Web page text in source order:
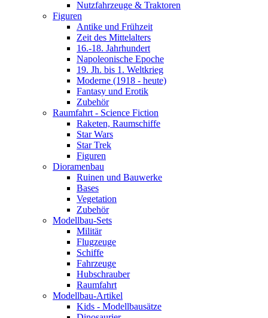
Nutzfahrzeuge & Traktoren
Figuren
Antike und Frühzeit
Zeit des Mittelalters
16.-18. Jahrhundert
Napoleonische Epoche
19. Jh. bis 1. Weltkrieg
Moderne (1918 - heute)
Fantasy und Erotik
Zubehör
Raumfahrt - Science Fiction
Raketen, Raumschiffe
Star Wars
Star Trek
Figuren
Dioramenbau
Ruinen und Bauwerke
Bases
Vegetation
Zubehör
Modellbau-Sets
Militär
Flugzeuge
Schiffe
Fahrzeuge
Hubschrauber
Raumfahrt
Modellbau-Artikel
Kids - Modellbausätze